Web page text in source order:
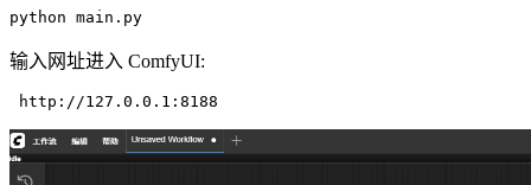
python
输入网址进入 ComfyUI:
http: //127.0.0.1:8188